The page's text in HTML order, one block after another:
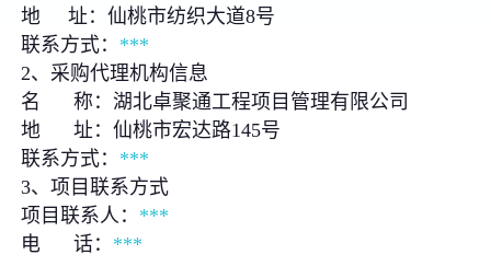
地 址：仙桃市纺织大道8号
联系方式： ***
2、采购代理机构信息
名 称：湖北卓聚通工程项目管理有限公司
地 址：仙桃市宏达路145号
联系方式： ***
3、项目联系方式
项目联系人： ***
电 话： ***